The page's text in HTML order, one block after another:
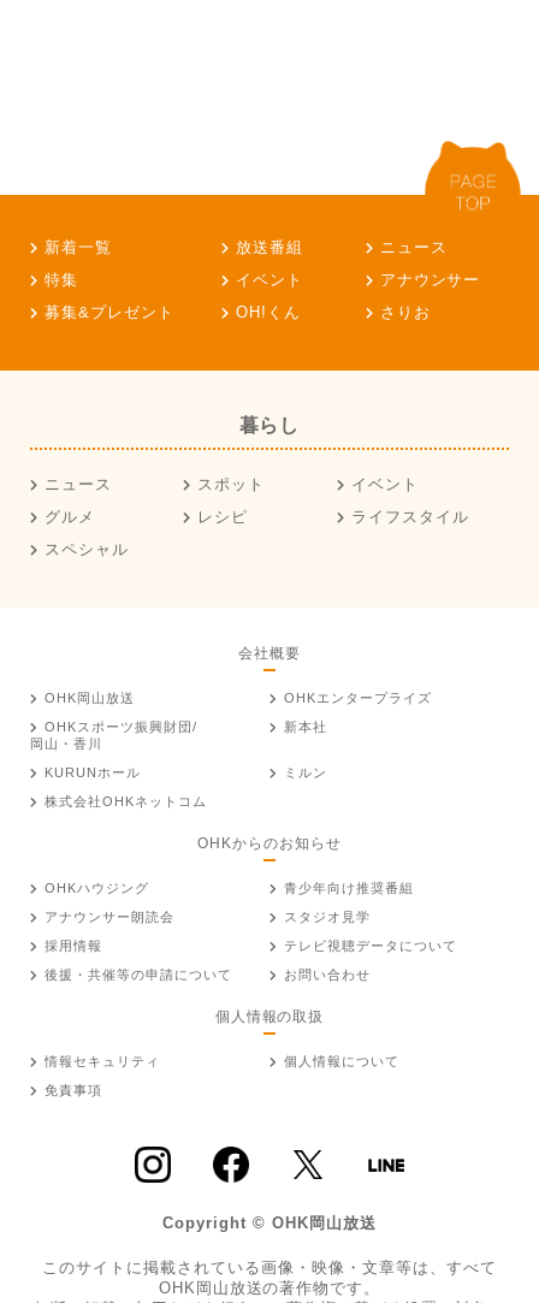
新着一覧 放送番組
ニュース
特集
イベント
アナウンサー
募集&プレゼント
OH!くん さりお
暮らし
ニュース スポット
イベント
グルメ
レシピ
ライフスタイル
スペシャル
会社概要
OHK岡山放送
OHKエンタープライズ
OHKスポーツ振興財団/
岡山・香川
新本社
KURUNホール
ミルン
株式会社OHKネットコム
OHKからのお知らせ
OHKハウジング
青少年向け推奨番組
アナウンサー朗読会
スタジオ見学
採用情報
テレビ視聴データについて
後援・共催等の申請について
お問い合わせ
個人情報の取扱
情報セキュリティ
個人情報について
免責事項
Copyright © OHK岡山放送
このサイトに掲載されている画像・映像・文章等は、すべて
OHK岡山放送の著作物です。